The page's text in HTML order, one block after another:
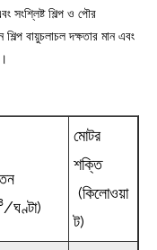
সংশ্লিষ্ট শিল্প ও পৌর
বায়ুচলাচল দক্ষতার মান এবং
ঘণ্টা)
মোটর
শক্তি
(কিলোওয়া
ট)